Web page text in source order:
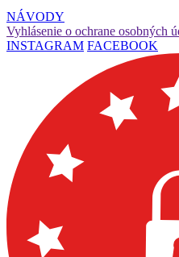
NÁVODY
Vyhlásenie o ochrane osobných
INSTAGRAM FACEBOOK